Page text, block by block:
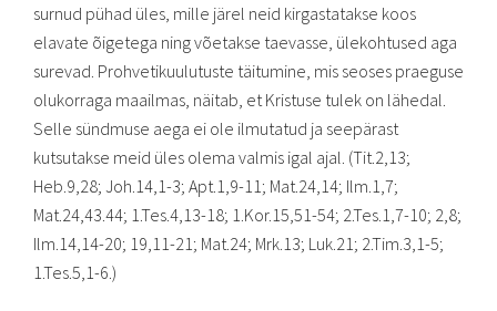
surnud pühad üles, mille järel neid kirgastatakse koos
elavate õigetega ning võetakse taevasse, ülekohtused aga
surevad. Prohvetikuulutuste täitumine, mis seoses praeguse
olukorraga maailmas, näitab, et Kristuse tulek on lähedal.
Selle sündmuse aega ei ole ilmutatud ja seepärast
kutsutakse meid üles olema valmis igal ajal. (Tit.2,13;
Heb.9,28; Joh.14,1-3; Apt.1,9-11; Mat.24,14; Ilm.1,7;
Mat.24,43.44; 1.Tes.4,13-18; 1.Kor.15,51-54; 2.Tes.1,7-10; 2,8;
Ilm.14,14-20; 19,11-21; Mat.24; Mrk.13; Luk.21; 2.Tim.3,1-5;
1.Tes.5,1-6.)